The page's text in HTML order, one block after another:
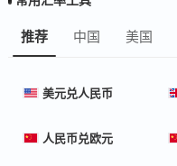
推荐 中国 美国
美元兑人民币
人民币兑欧元